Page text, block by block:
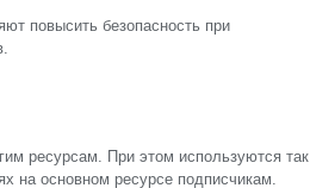
повысить безопасность при
ресурсам. При этом используются так
на основном ресурсе подписчикам.